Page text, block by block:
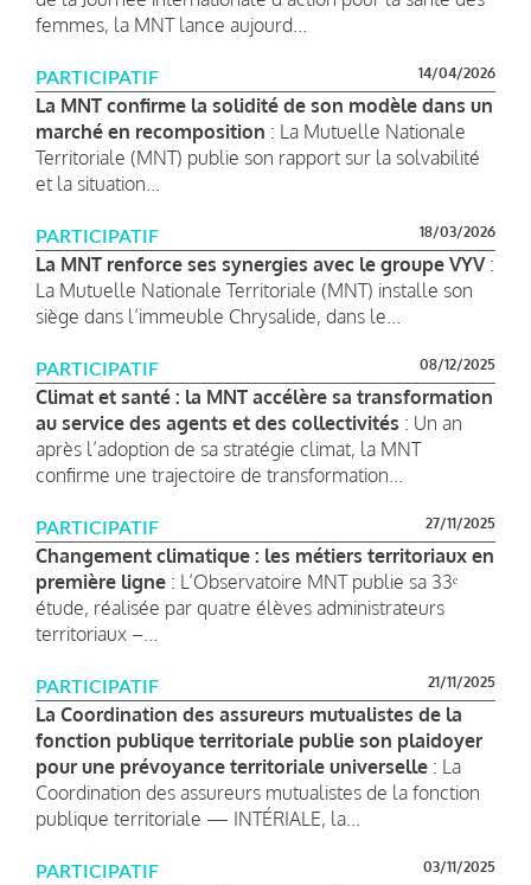
femmes, la MNT lance aujourd...
PARTICIPATIF 14/04/2026
La MNT confirme la solidité de son modèle dans un
marché en recomposition : La Mutuelle Nationale
Territoriale (MNT) publie son rapport sur la solvabilité
et la situation...
PARTICIPATIF 18/03/2026
La MNT renforce ses synergies avec le groupe VYV:
La Mutuelle Nationale Territoriale (MNT) installe son
siège dans l’immeuble Chrysalide, dans le...
PARTICIPATIF 08/12/2025
Climat et santé : la MNT accélère sa transformation
au service des agents et des collectivités : Un an
après l’adoption de sa stratégie climat, la MNT
confirme une trajectoire de transformation...
PARTICIPATIF 27/11/2025
Changement climatique : les métiers territoriaux en
première ligne : L’Observatoire MNT publie sa 33ᵉ
étude, réalisée par quatre élèves administrateurs
territoriaux –...
PARTICIPATIF 21/11/2025
La Coordination des assureurs mutualistes de la
fonction publique territoriale publie son plaidoyer
pour une prévoyance territoriale universelle : La
Coordination des assureurs mutualistes de la fonction
publique territoriale — INTÉRIALE, la...
PARTICIPATIF 03/11/2025